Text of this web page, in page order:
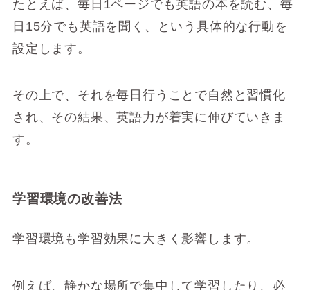
たとえば、毎日1ページでも英語の本を読む、毎
日15分でも英語を聞く、という具体的な行動を
設定します。
その上で、それを毎日行うことで自然と習慣化
され、その結果、英語力が着実に伸びていきま
す。
学習環境の改善法
学習環境も学習効果に大きく影響します。
例えば、静かな場所で集中して学習したり、必